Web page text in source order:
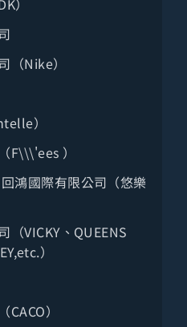
（Nike）
）
F\\\'ees ）
鴻國際有限公司（悠樂
（VICKY、QUEENS
）
）